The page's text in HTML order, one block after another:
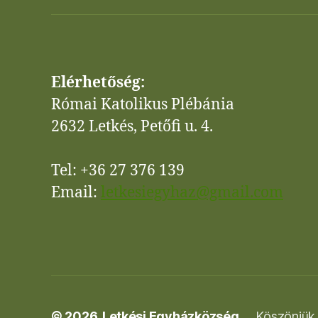
Elérhetőség:
Római Katolikus Plébánia
2632 Letkés, Petőfi u. 4.
Tel: +36 27 376 139
Email: letkesiegyhaz@gmail.com